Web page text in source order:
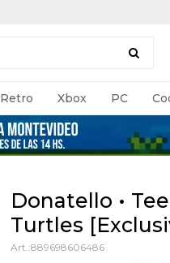
Retro Xbox PC
Donatello •
Turtles
889698606486